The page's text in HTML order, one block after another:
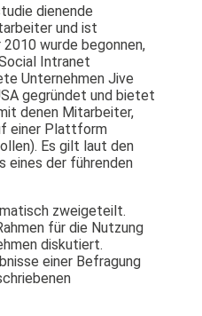
dienende
und ist
wurde begonnen,
Intranet
Unternehmen Jive
gegründet und bietet
denen Mitarbeiter,
einer Plattform
Es gilt laut den
eines der führenden
zweigeteilt.
für die Nutzung
diskutiert.
einer Befragung